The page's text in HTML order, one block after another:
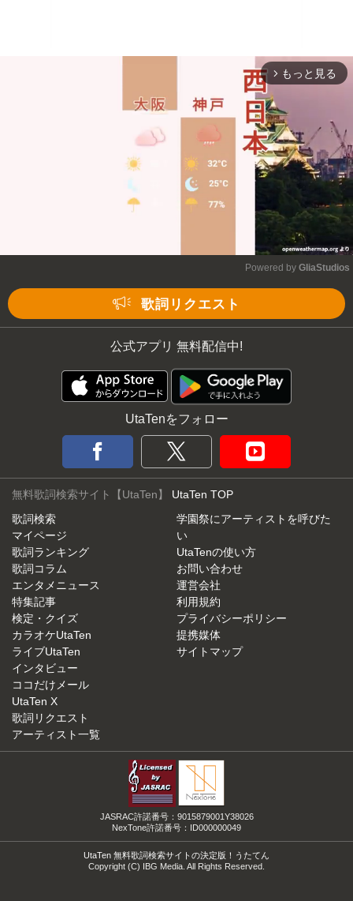
arrow_forward_ios もっと見る
Powered by GliaStudios
歌詞リクエスト
公式アプリ 無料配信中!
UtaTenをフォロー
無料歌詞検索サイト【UtaTen】 UtaTen TOP
歌詞検索
マイページ
歌詞ランキング
歌詞コラム
エンタメニュース
特集記事
検定・クイズ
カラオケUtaTen
ライブUtaTen
インタビュー
ココだけメール
UtaTen X
歌詞リクエスト
アーティスト一覧
学園祭にアーティストを呼びた
い
UtaTenの使い方
お問い合わせ
運営会社
利用規約
プライバシーポリシー
提携媒体
サイトマップ
JASRAC許諾番号：9015879001Y38026
NexTone許諾番号：ID000000049
UtaTen 無料歌詞検索サイトの決定版！うたてん
Copyright (C) IBG Media. All Rights Reserved.